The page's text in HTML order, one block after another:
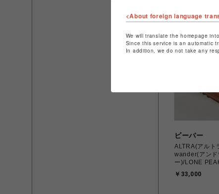
ビーバー
ALTRA(アルト
wander(アンド
ー)/LONE
￥33,000
<About foreign language
We will translate the homepage
Since this service is an automatic
In addition, we do not take any